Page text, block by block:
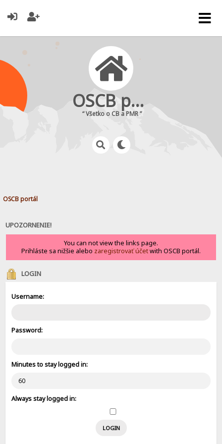
OSCB portál
“ Všetko o CB a PMR ”
OSCB portál
UPOZORNENIE!
You can not view the links page.
Prihláste sa nižšie alebo zaregistrovať účetwith OSCB portál.
LOGIN
Username:
Password:
Minutes to stay logged in:
Always stay logged in: